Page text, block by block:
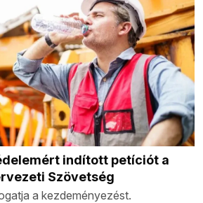
indított petíciót a
Szövetség
a kezdeményezést.